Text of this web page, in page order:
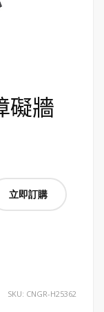
礙牆
立即訂購
SKU: CNGR-H25362